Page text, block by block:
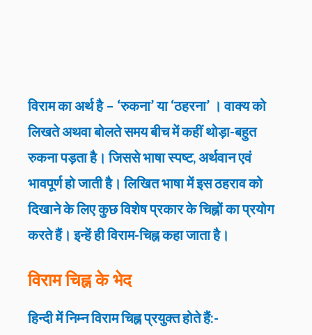
विराम का अर्थ है – ‘रुकना’या ‘ठहरना’ । वाक्य को
लिखते अथवा बोलते समय बीच में कहीं थोड़ा-बहुत
रुकना पड़ता है। जिससे भाषा स्पष्ट, अर्थवान एवं
भावपूर्ण हो जाती है। लिखित भाषा में इस ठहराव को
दिखाने के लिए कुछ विशेष प्रकार के चिह्नों का प्रयोग
करते हैं। इन्हें ही विराम-चिह्न कहा जाता है।
विराम चिह्न के भेद
हिन्दी में निम्न विराम चिह्न प्रयुक्त होते हैं:-